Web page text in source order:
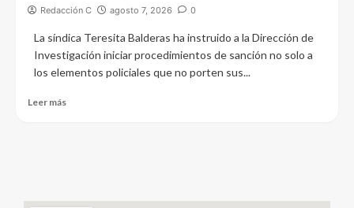
Redacción C agosto 7, 2026 0
La síndica Teresita Balderas ha instruido a la Dirección de
Investigación iniciar procedimientos de sanción no solo a
los elementos policiales que no porten sus...
Leer más